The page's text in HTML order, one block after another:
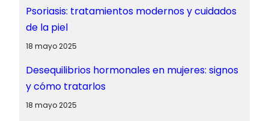
Psoriasis: tratamientos modernos y cuidados
de la piel
18 mayo 2025
Desequilibrios hormonales en mujeres: signos
y cómo tratarlos
18 mayo 2025